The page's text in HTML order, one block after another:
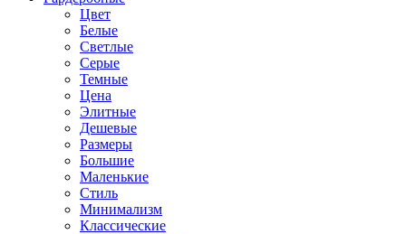
Цвет
Белые
Светлые
Серые
Темные
Цена
Элитные
Дешевые
Размеры
Большие
Маленькие
Стиль
Минимализм
Классические